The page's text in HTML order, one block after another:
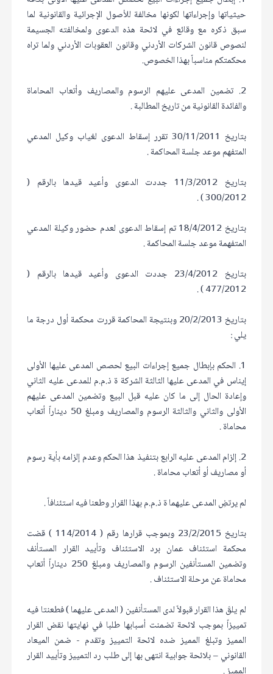
حيثياتها وإجراءاتها لكونها مخالفة للأصول الإجرائية والقانونية لما
سبق ذكره مع وقائع في لائحة هذه الدعوى ولمخالفته الجسيمة
لنصوص قانون الشركات الأردني وقانون العقوبات الأردني ولما تراه
محكمتكم مناسباً بهذا الخصوص.
2. تضمين المدعى عليهم الرسوم والمصاريف وأتعاب المحاماة
والفائدة القانونية من تاريخ المطالبة .
بتاريخ 30/11/2011 تقرر إسقاط الدعوى لغياب وكيل المدعي
المتفهم موعد جلسة المحاكمة .
بتاريخ 11/3/2012 جددت الدعوى وأعيد قيدها بالرقم (
300/2012 ) .
بتاريخ 18/4/2012 تم إسقاط الدعوى لعدم حضور وكيلة المدعي
المتفهمة موعد جلسة المحاكمة .
بتاريخ 23/4/2012 جددت الدعوى وأعيد قيدها بالرقم (
477/2012 ) .
بتاريخ 20/2/2013 وبنتيجة المحاكمة قررت محكمة أول درجة ما
يلي :
1. الحكم بإبطال جميع إجراءات البيع لحصص المدعى عليها الأولى
إيناس في المدعى عليها الثالثة الشركة ة ذ.م.م للمدعى عليه الثاني
وإعادة الحال إلى ما كان عليه قبل البيع وتضمين المدعى عليهم
الأولى والثاني والثالثة الرسوم والمصاريف ومبلغ 50 ديناراً أتعاب
محاماة .
2. إلزام المدعى عليه الرابع بتنفيذ هذا الحكم وعدم إلزامه بأية رسوم
أو مصاريف أو أتعاب محاماة .
لم يرتضِ المدعى عليهما ة ذ.م.م بهذا القرار وطعنا فيه استئنافاً .
بتاريخ 23/2/2015 وبموجب قرارها رقم ( 114/2014 ) قضت
محكمة استئناف عمان برد الاستئناف وتأييد القرار المستأنف
وتضمين المستأنفين الرسوم والمصاريف ومبلغ 250 ديناراً أتعاب
محاماة عن مرحلة الاستئناف .
لم يلقَ هذا القرار قبولاً لدى المستأنفين ( المدعى عليهما ) فطعنتا فيه
تمييزاً بموجب لائحة تضمنت أسبابها طلبا في نهايتها نقض القرار
المميز وتبلغ المميز ضده لائحة التمييز وتقدم - ضمن الميعاد
القانوني – بلائحة جوابية انتهى بها إلى طلب رد التمييز وتأييد القرار